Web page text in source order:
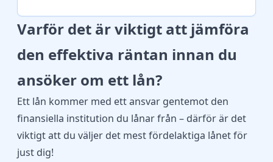
Varför det är viktigt att jämföra
den effektiva räntan innan du
ansöker om ett lån?
Ett lån kommer med ett ansvar gentemot den
finansiella institution du lånar från – därför är det
viktigt att du väljer det mest fördelaktiga lånet för
just dig!